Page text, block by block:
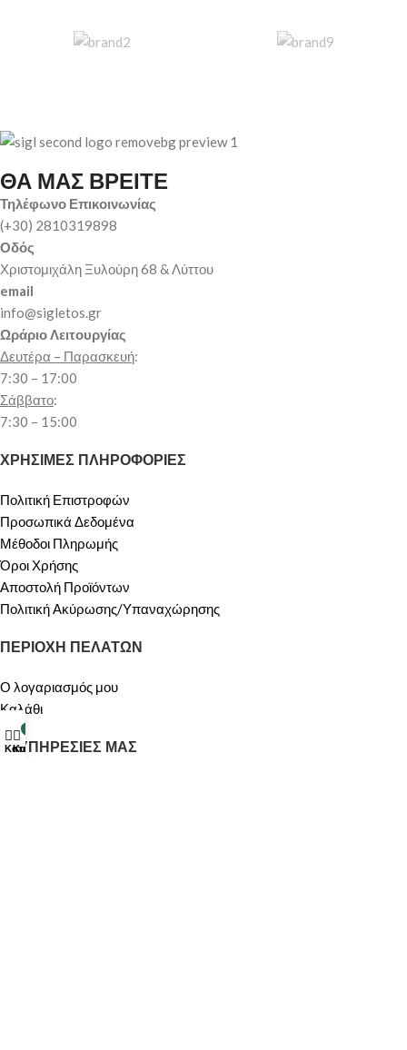
ΘΑ ΜΑΣ ΒΡΕΙΤΕ
Τηλέφωνο Επικοινωνίας
(+30) 2810319898
Οδός
Χριστομιχάλη Ξυλούρη 68 & Λύττου
email
info@sigletos.gr
Ωράριο Λειτουργίας
Δευτέρα – Παρασκευή:
7:30 – 17:00
Σάββατο:
7:30 – 15:00
ΧΡΗΣΙΜΕΣ ΠΛΗΡΟΦΟΡΙΕΣ
Πολιτική Επιστροφών
Προσωπικά Δεδομένα
Μέθοδοι Πληρωμής
Όροι Χρήσης
Αποστολή Προϊόντων
Πολιτική Ακύρωσης/Υπαναχώρησης
ΠΕΡΙΟΧΗ ΠΕΛΑΤΩΝ
Ο λογαριασμός μου
Καλάθι
ΟΙ ΥΠΗΡΕΣΙΕΣ ΜΑΣ
Κατάστημα
Καλάθι
Ο λογαριασμός μου